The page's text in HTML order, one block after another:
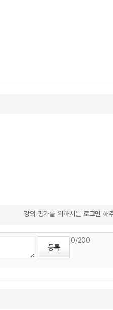
강의 평가를 위해서는 로그인 해
0/200